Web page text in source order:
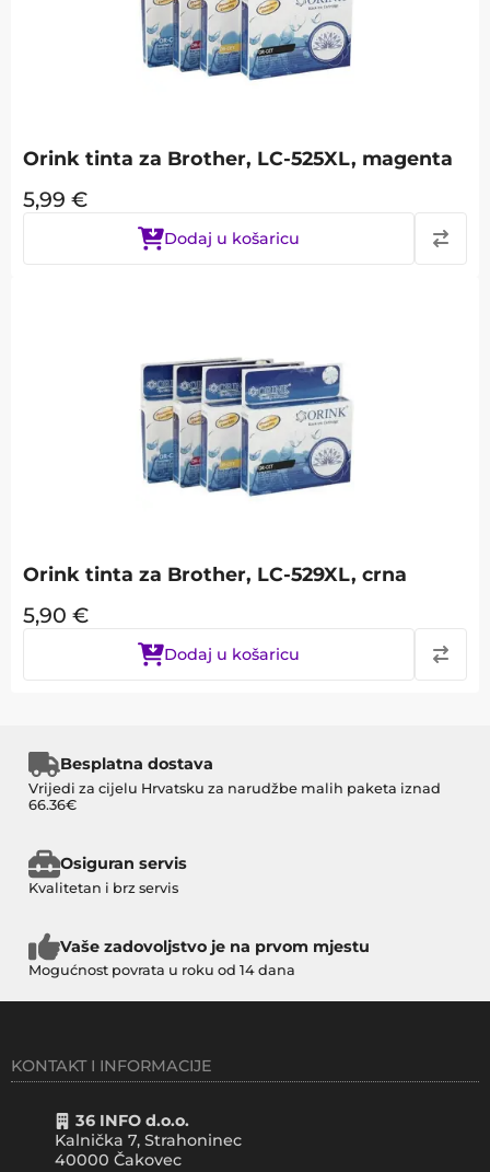
Orink tinta za Brother, LC-525XL, magenta
5,99 €
Dodaj u košaricu
Orink tinta za Brother, LC-529XL, crna
5,90 €
Dodaj u košaricu
Besplatna dostava
Vrijedi za cijelu Hrvatsku za narudžbe malih paketa iznad
66.36€
Osiguran servis
Kvalitetan i brz servis
Vaše zadovoljstvo je na prvom mjestu
Mogućnost povrata u roku od 14 dana
KONTAKT I INFORMACIJE
36 INFO d.o.o.
Kalnička 7, Strahoninec
40000 Čakovec